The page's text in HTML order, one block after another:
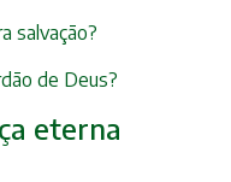
salvação?
de Deus?
eterna